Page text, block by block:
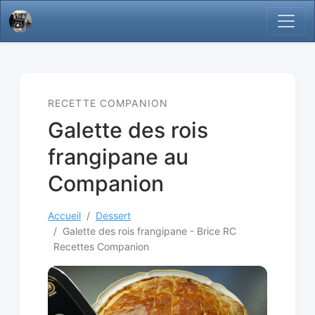
RECETTE COMPANION
Galette des rois
frangipane au
Companion
Accueil
Dessert
Galette des rois frangipane - Brice RC
Recettes Companion